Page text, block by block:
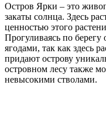
Остров Ярки – это
закаты солнца. Здесь
ценностью этого
Прогуливаясь по берегу
ягодами, так как здесь
придают острову
островном лесу также
невысокими стволами.